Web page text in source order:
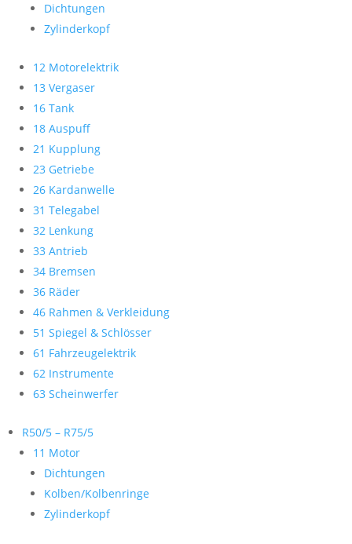
Dichtungen
Zylinderkopf
12 Motorelektrik
13 Vergaser
16 Tank
18 Auspuff
21 Kupplung
23 Getriebe
26 Kardanwelle
31 Telegabel
32 Lenkung
33 Antrieb
34 Bremsen
36 Räder
46 Rahmen & Verkleidung
51 Spiegel & Schlösser
61 Fahrzeugelektrik
62 Instrumente
63 Scheinwerfer
R50/5 – R75/5
11 Motor
Dichtungen
Kolben/Kolbenringe
Zylinderkopf